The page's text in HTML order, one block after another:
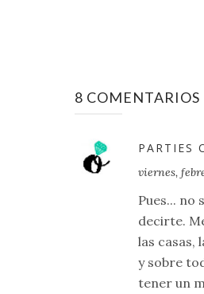
8 COMENTARIOS
PARTIES
viernes,
Pues... no
decirte.
las casas,
y sobre
tener un